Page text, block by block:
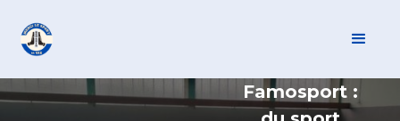
Famosport :